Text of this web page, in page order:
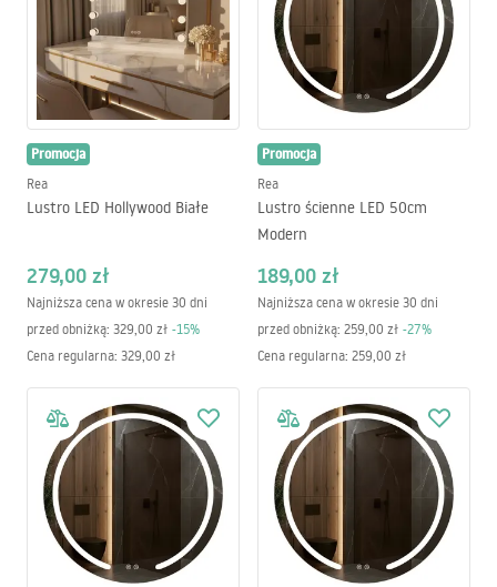
Promocja
Rea
Lustro LED Hollywood Białe
279,00 zł
Najniższa cena w okresie 30 dni
przed obniżką: 329,00 zł -15%
Cena regularna: 329,00 zł
Promocja
Rea
Lustro ścienne LED 50cm
Modern
189,00 zł
Najniższa cena w okresie 30 dni
przed obniżką: 259,00 zł -27%
Cena regularna: 259,00 zł